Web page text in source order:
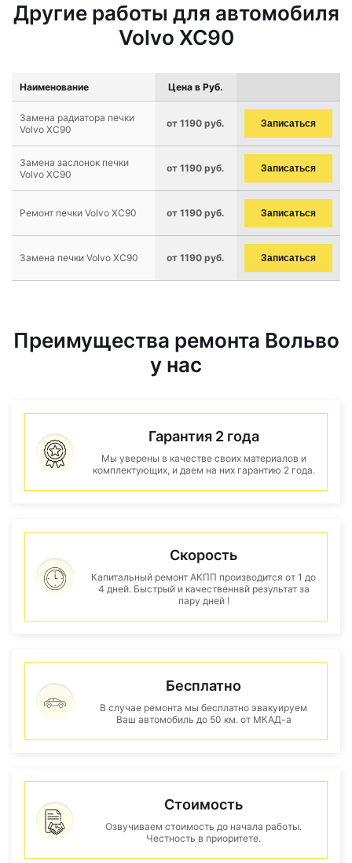
Другие работы для автомобиля
Volvo XC90
Наименование Цена в Руб.
Замена радиатора печки
Volvo XC90
от 1190 руб. Записаться
Замена заслонок печки
Volvo XC90
от 1190 руб. Записаться
Ремонт печки Volvo XC90 от 1190 руб. Записаться
Замена печки Volvo XC90 от 1190 руб. Записаться
Преимущества ремонта Вольво
у нас
Гарантия 2 года
Мы уверены в качестве своих материалов и
комплектующих, и даем на них гарантию 2 года.
Скорость
Капитальный ремонт АКПП производится от 1 до
4 дней. Быстрый и качественнвй результат за
пару дней !
Бесплатно
В случае ремонта мы бесплатно эвакуируем
Ваш автомобиль до 50 км. от МКАД-а
Стоимость
Озвучиваем стоимость до начала работы.
Честность в приоритете.